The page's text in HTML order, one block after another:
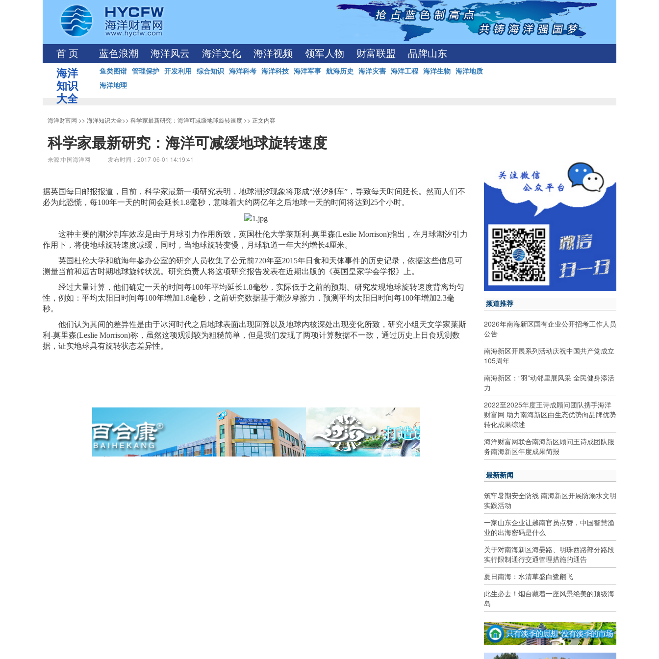
首 页 蓝色浪潮 海洋风云 海洋文化 海洋视频 领军人物 财富联盟 品牌山东
海洋
知识
大全
鱼类图谱 管理保护 开发利用 综合知识 海洋科考 海洋科技 海洋军事 航海历史 海洋灾害 海洋工程 海洋生物 海洋地质
海洋地理
海洋财富网 >> 海洋知识大全>> 科学家最新研究：海洋可减缓地球旋转速度 >> 正文内容
科学家最新研究：海洋可减缓地球旋转速度
来源:中国海洋网 发布时间：2017-06-01 14:19:41
据英国每日邮报报道，目前，科学家最新一项研究表明，地球潮汐现象将形成“潮汐刹车”，导致每天时间延长。然而人们不
必为此恐慌，每100年一天的时间会延长1.8毫秒，意味着大约两亿年之后地球一天的时间将达到25个小时。
这种主要的潮汐刹车效应是由于月球引力作用所致，英国杜伦大学莱斯利-莫里森(Leslie Morrison)指出，在月球潮汐引力
作用下，将使地球旋转速度减缓，同时，当地球旋转变慢，月球轨道一年大约增长4厘米。
英国杜伦大学和航海年鉴办公室的研究人员收集了公元前720年至2015年日食和天体事件的历史记录，依据这些信息可
测量当前和远古时期地球旋转状况。研究负责人将这项研究报告发表在近期出版的《英国皇家学会学报》上。
经过大量计算，他们确定一天的时间每100年平均延长1.8毫秒，实际低于之前的预期。研究发现地球旋转速度背离均匀
性，例如：平均太阳日时间每100年增加1.8毫秒，之前研究数据基于潮汐摩擦力，预测平均太阳日时间每100年增加2.3毫
秒。
他们认为其间的差异性是由于冰河时代之后地球表面出现回弹以及地球内核深处出现变化所致，研究小组天文学家莱斯
利-莫里森(Leslie Morrison)称，虽然这项观测较为粗糙简单，但是我们发现了两项计算数据不一致，通过历史上日食观测数
据，证实地球具有旋转状态差异性。
频道推荐
2026年南海新区国有企业公开招考工作人员
公告
南海新区开展系列活动庆祝中国共产党成立
105周年
南海新区：“羽”动邻里展风采 全民健身添活
力
2022至2025年度王诗成顾问团队携手海洋
财富网 助力南海新区由生态优势向品牌优势
转化成果综述
海洋财富网联合南海新区顾问王诗成团队服
务南海新区年度成果简报
最新新闻
筑牢暑期安全防线 南海新区开展防溺水文明
实践活动
一家山东企业让越南官员点赞，中国智慧渔
业的出海密码是什么
关于对南海新区海晏路、明珠西路部分路段
实行限制通行交通管理措施的通告
夏日南海：水清草盛白鹭翩飞
此生必去！烟台藏着一座风景绝美的顶级海
岛